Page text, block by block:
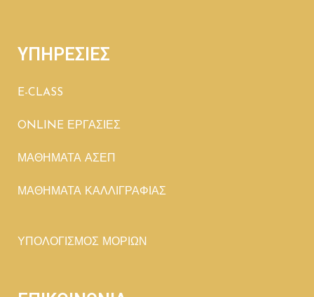
ΥΠΗΡΕΣΙΕΣ
E-CLASS
ONLINE ΕΡΓΑΣΙΕΣ
ΜΑΘΗΜΑΤΑ ΑΣΕΠ
ΜΑΘΗΜΑΤΑ ΚΑΛΛΙΓΡΑΦΙΑΣ
ΥΠΟΛΟΓΙΣΜΟΣ ΜΟΡΙΩΝ